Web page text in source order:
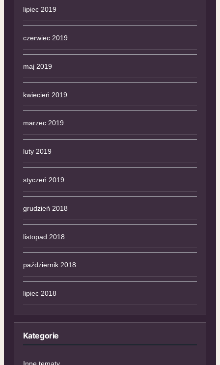
lipiec 2019
czerwiec 2019
maj 2019
kwiecień 2019
marzec 2019
luty 2019
styczeń 2019
grudzień 2018
listopad 2018
październik 2018
lipiec 2018
Kategorie
Inne tematy